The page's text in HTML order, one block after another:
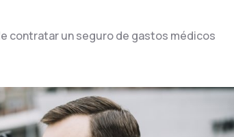
contratar un seguro de gastos médicos